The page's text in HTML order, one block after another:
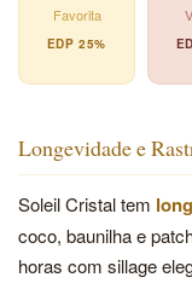
Favorita
EDP 25%
Longevidade e
Soleil Cristal tem
coco, baunilha e
horas com sillage